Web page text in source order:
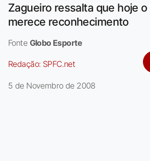
Zagueiro ressalta que hoje o
merece reconhecimento
Fonte Globo Esporte
Redação: SPFC.net
5 de Novembro de 2008